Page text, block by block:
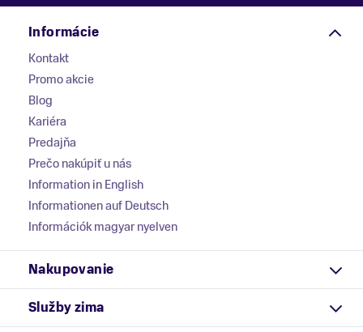
Informácie
Kontakt
Promo akcie
Blog
Kariéra
Predajňa
Prečo nakúpiť u nás
Information in English
Informationen auf Deutsch
Információk magyar nyelven
Nakupovanie
Služby zima